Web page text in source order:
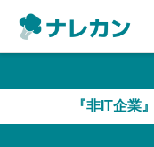
AI機能
『非IT企業